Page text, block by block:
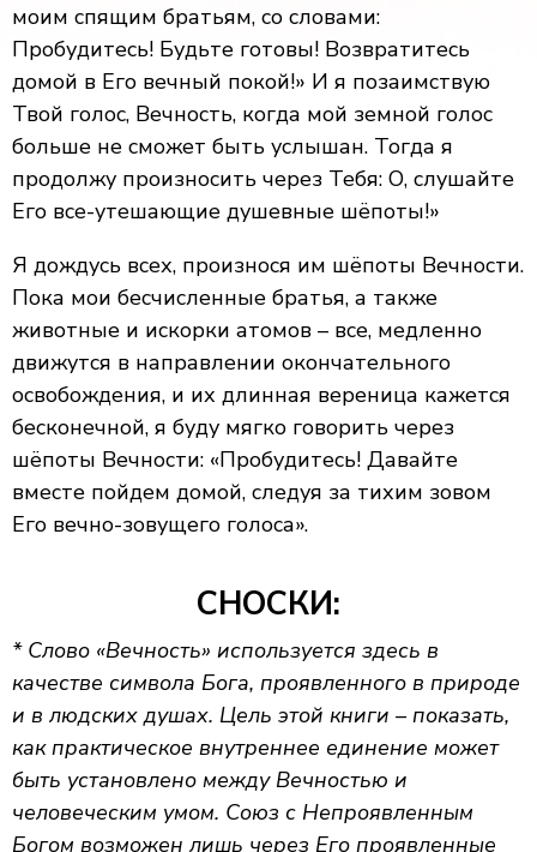
моим спящим братьям, со словами:
Пробудитесь! Будьте готовы! Возвратитесь
домой в Его вечный покой!» И я позаимствую
Твой голос, Вечность, когда мой земной голос
больше не сможет быть услышан. Тогда я
продолжу произносить через Тебя: О, слушайте
Его все-утешающие душевные шёпоты!»
Я дождусь всех, произнося им шёпоты Вечности.
Пока мои бесчисленные братья, а также
животные и искорки атомов – все, медленно
движутся в направлении окончательного
освобождения, и их длинная вереница кажется
бесконечной, я буду мягко говорить через
шёпоты Вечности: «Пробудитесь! Давайте
вместе пойдем домой, следуя за тихим зовом
Его вечно-зовущего голоса».
СНОСКИ:
* Слово «Вечность» используется здесь в
качестве символа Бога, проявленного в природе
и в людских душах. Цель этой книги – показать,
как практическое внутреннее единение может
быть установлено между Вечностью и
человеческим умом. Союз с Непроявленным
Богом возможен лишь через Его проявленные